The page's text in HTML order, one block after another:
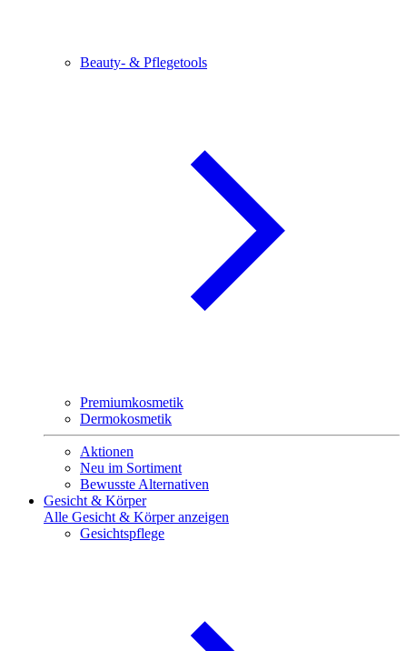
Beauty- & Pflegetools
Premiumkosmetik
Dermokosmetik
Aktionen
Neu im Sortiment
Bewusste Alternativen
Gesicht & Körper
Alle Gesicht & Körper anzeigen
Gesichtspflege